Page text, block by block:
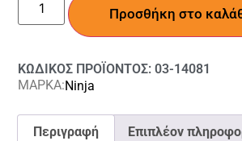
Προσθήκη στο
ΚΩΔΙΚΟΣ ΠΡΟΪΟΝΤΟΣ: 03-14081
ΜΑΡΚΑ:Ninja
Περιγραφή Επιπλέον